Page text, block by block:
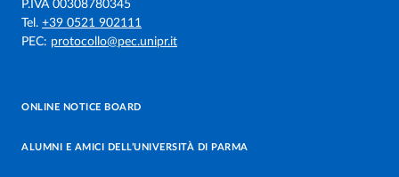
P.IVA 00308780345
Tel. +39 0521 902111
PEC: protocollo@pec.unipr.it
ONLINE NOTICE BOARD
ALUMNI E AMICI DELL’UNIVERSITÀ DI PARMA